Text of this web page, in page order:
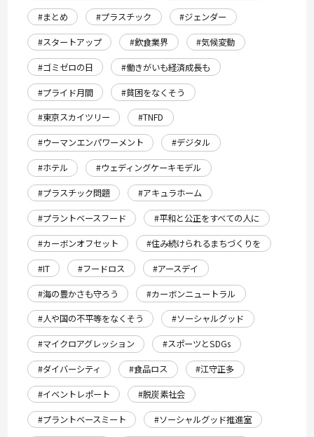
#まとめ
#プラスチック
#ジェンダー
#スタートアップ
#飲食業界
#気候変動
#ゴミゼロの日
#働きがいも経済成長も
#プライド月間
#貧困をなくそう
#東京スカイツリー
#TNFD
#ウーマンエンパワーメント
#デジタル
#ホテル
#ウェディングケーキモデル
#プラスチック問題
#アキュラホーム
#プラントベースフード
#平和と公正をすべての人に
#カーボンオフセット
#住み続けられるまちづくりを
#IT
#フードロス
#アースデイ
#海の豊かさも守ろう
#カーボンニュートラル
#人や国の不平等をなくそう
#ソーシャルグッド
#マイクロアグレッション
#スポーツとSDGs
#ダイバーシティ
#食品ロス
#江守正多
#イベントレポート
#脱炭素社会
#プラントベースミート
#ソーシャルグッド推進室